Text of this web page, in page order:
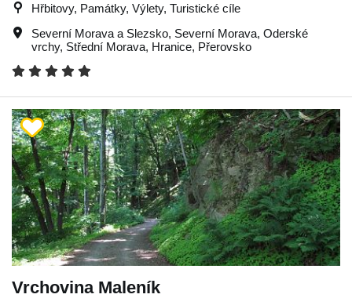
Hřbitovy, Památky, Výlety, Turistické cíle
Severní Morava a Slezsko, Severní Morava, Oderské
vrchy, Střední Morava, Hranice, Přerovsko
Vrchovina Maleník